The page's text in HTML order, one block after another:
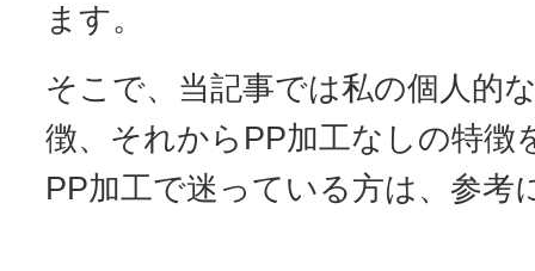
ます。
そこで、当記事では私の個人的
徴、それからPP加工なしの特徴
PP加工で迷っている方は、参考